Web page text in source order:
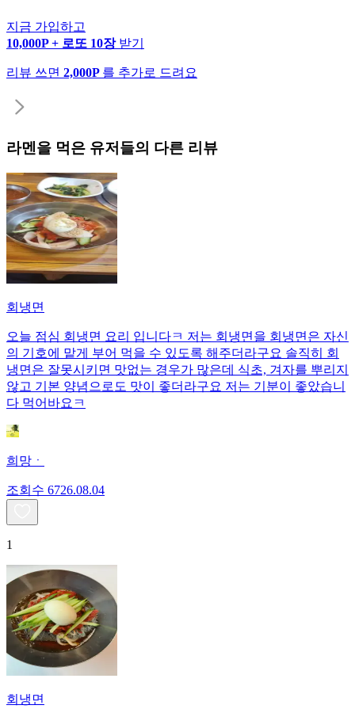
지금 가입하고
10,000P + 로또 10장 받기
리뷰 쓰면 2,000P 를 추가로 드려요
라멘 을 먹은 유저들의 다른 리뷰
회냉면
오늘 점심 회냉면 요리 입니다ㅋ 저는 회냉면을 회냉면은 자신
의 기호에 맡게 부어 먹을 수 있도록 해주더라구요 솔직히 회
냉면은 잘못시키면 맛없는 경우가 많은데 식초, 겨자를 뿌리지
않고 기본 양념으로도 맛이 좋더라구요 저는 기분이 좋았습니
다 먹어바요ㅋ
희망ㆍ
조회수 6726.08.04
1
회냉면